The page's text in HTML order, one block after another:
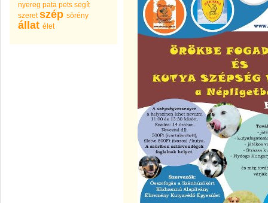
nyereg pata pets segít
szeret szép sörény
állat élet